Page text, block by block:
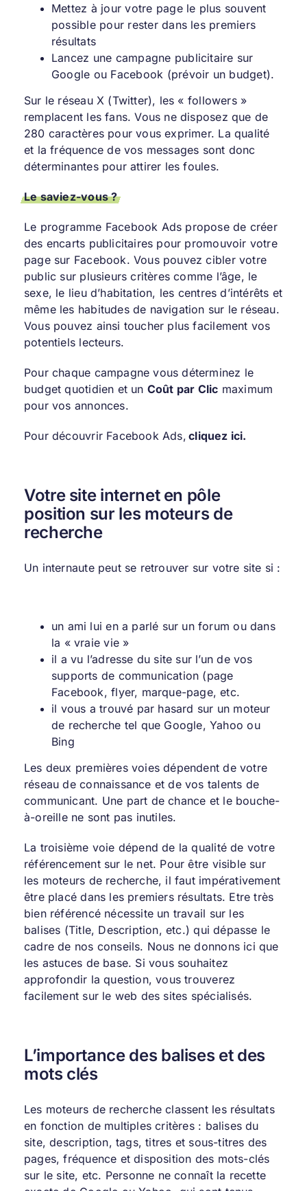
Mettez à jour votre page le plus souvent
possible pour rester dans les premiers
résultats
Lancez une campagne publicitaire sur
Google ou Facebook (prévoir un budget).
Sur le réseau X (Twitter), les « followers »
remplacent les fans. Vous ne disposez que de
280 caractères pour vous exprimer. La qualité
et la fréquence de vos messages sont donc
déterminantes pour attirer les foules.
Le saviez-vous ?
Le programme Facebook Ads propose de créer
des encarts publicitaires pour promouvoir votre
page sur Facebook. Vous pouvez cibler votre
public sur plusieurs critères comme l’âge, le
sexe, le lieu d’habitation, les centres d’intérêts et
même les habitudes de navigation sur le réseau.
Vous pouvez ainsi toucher plus facilement vos
potentiels lecteurs.
Pour chaque campagne vous déterminez le
budget quotidien et un Coût par Clic maximum
pour vos annonces.
Pour découvrir Facebook Ads, cliquez ici.
Votre site internet en pôle
position sur les moteurs de
recherche
Un internaute peut se retrouver sur votre site si :
un ami lui en a parlé sur un forum ou dans
la « vraie vie »
il a vu l’adresse du site sur l’un de vos
supports de communication (page
Facebook, flyer, marque-page, etc.
il vous a trouvé par hasard sur un moteur
de recherche tel que Google, Yahoo ou
Bing
Les deux premières voies dépendent de votre
réseau de connaissance et de vos talents de
communicant. Une part de chance et le bouche-
à-oreille ne sont pas inutiles.
La troisième voie dépend de la qualité de votre
référencement sur le net. Pour être visible sur
les moteurs de recherche, il faut impérativement
être placé dans les premiers résultats. Etre très
bien référencé nécessite un travail sur les
balises (Title, Description, etc.) qui dépasse le
cadre de nos conseils. Nous ne donnons ici que
les astuces de base. Si vous souhaitez
approfondir la question, vous trouverez
facilement sur le web des sites spécialisés.
L’importance des balises et des
mots clés
Les moteurs de recherche classent les résultats
en fonction de multiples critères : balises du
site, description, tags, titres et sous-titres des
pages, fréquence et disposition des mots-clés
sur le site, etc. Personne ne connaît la recette